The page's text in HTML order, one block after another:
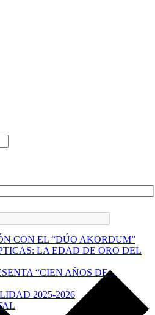
CON EL “DÚO AKORDUM”
LA EDAD DE ORO DEL
“CIEN AÑOS DE
2025-2026